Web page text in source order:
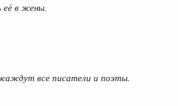
её в жены.
все писатели и поэты.